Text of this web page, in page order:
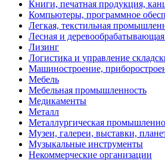
Книги, печатная продукция,
Компьютеры, программное
Легкая, текстильная
Лесная и
Лизинг
Логистика и управление
Машиностроение,
Мебель
Мебельная промышленность
Медикаменты
Металл
Металлургическая
Музеи, галереи, выставки,
Музыкальные инструменты
Некоммерческие организации